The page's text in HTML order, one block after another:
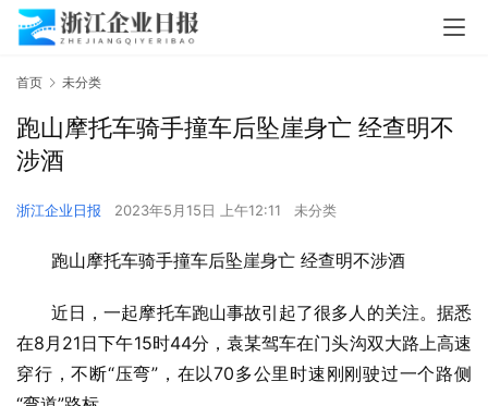
首页 未分类
跑山摩托车骑手撞车后坠崖身亡 经查明不
涉酒
浙江企业日报 2023年5月15日 上午12:11 未分类
跑山摩托车骑手撞车后坠崖身亡 经查明不涉酒
近日，一起摩托车跑山事故引起了很多人的关注。据悉
在8月21日下午15时44分，袁某驾车在门头沟双大路上高速
穿行，不断“压弯”，在以70多公里时速刚刚驶过一个路侧